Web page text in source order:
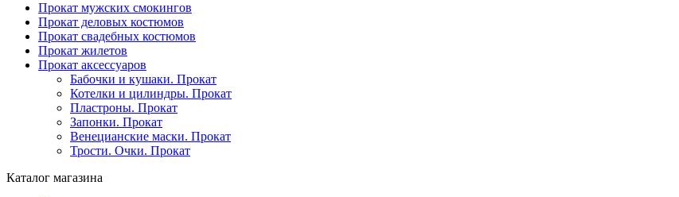
Прокат мужских смокингов
Прокат деловых костюмов
Прокат свадебных костюмов
Прокат жилетов
Прокат аксессуаров
Бабочки и кушаки. Прокат
Котелки и цилиндры. Прокат
Пластроны. Прокат
Запонки. Прокат
Венецианские маски. Прокат
Трости. Очки. Прокат
Каталог магазина